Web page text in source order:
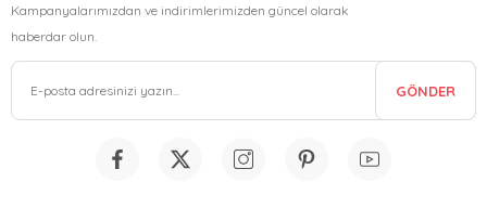
Kampanyalarımızdan ve indirimlerimizden güncel olarak
haberdar olun.
GÖNDER